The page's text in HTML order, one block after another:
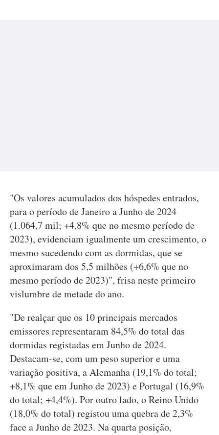
"Os valores acumulados dos hóspedes entrados,
para o período de Janeiro a Junho de 2024
(1.064,7 mil; +4,8% que no mesmo período de
2023), evidenciam igualmente um crescimento, o
mesmo sucedendo com as dormidas, que se
aproximaram dos 5,5 milhões (+6,6% que no
mesmo período de 2023)", frisa neste primeiro
vislumbre de metade do ano.
"De realçar que os 10 principais mercados
emissores representaram 84,5% do total das
dormidas registadas em Junho de 2024.
Destacam-se, com um peso superior e uma
variação positiva, a Alemanha (19,1% do total;
+8,1% que em Junho de 2023) e Portugal (16,9%
do total; +4,4%). Por outro lado, o Reino Unido
(18,0% do total) registou uma quebra de 2,3%
face a Junho de 2023. Na quarta posição,